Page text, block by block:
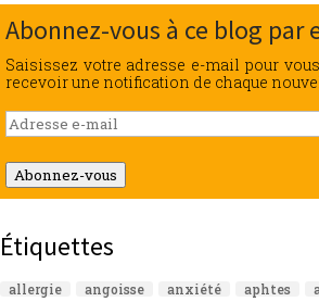
Abonnez-vous à ce blog par
Saisissez votre adresse e-mail pour
recevoir une notification de chaque
Adresse
e-
mail
Abonnez-vous
Étiquettes
allergie angoisse anxiété aphtes